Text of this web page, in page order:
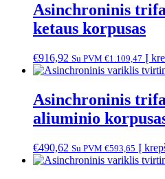
Asinchroninis
ketaus korpusas
€916,92 Su PVM €1.109,47 Į
Asinchroninis
aliuminio
€490,62 Su PVM €593,65 Į